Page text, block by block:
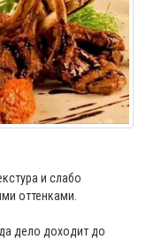
и слабо
оттенками.
дело доходит до